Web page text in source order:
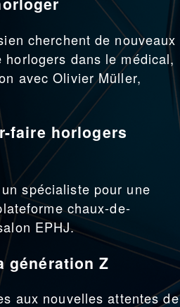
cherchent de nouveaux
horlogers dans le médical,
avec Olivier Müller,
faire horlogers
spécialiste pour une
chaux-de-
EPHJ.
génération Z
aux nouvelles attentes de